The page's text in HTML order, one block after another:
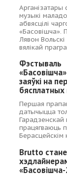
музыкі
абвясцілі
«Басовішча».
Лявон
вялікай
Фэстываль
заяўкі на
бясплатных
Першая
датычыцца
Гарадзенскай
працягваюць
Берасцейскім
Brutto стане